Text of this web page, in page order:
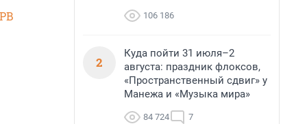
106 186
2
Куда пойти 31 июля–2
августа: праздник флоксов,
«Пространственный сдвиг» у
Манежа и «Музыка мира»
84 724 7